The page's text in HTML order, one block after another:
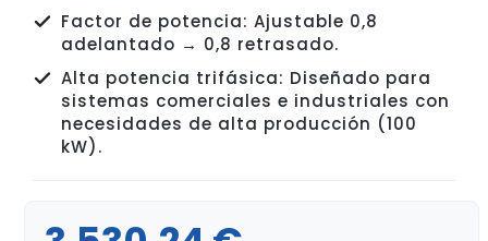
Factor de potencia: Ajustable 0,8
adelantado → 0,8 retrasado.
Alta potencia trifásica: Diseñado para
sistemas comerciales e industriales con
necesidades de alta producción (100
kW).